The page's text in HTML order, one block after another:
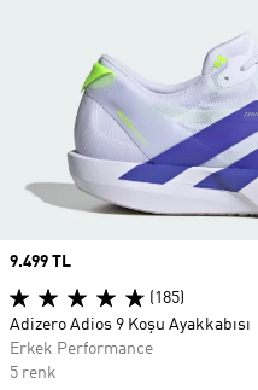
Price
9.499 TL
(185)
Adizero Adios 9 Koşu Ayakkabısı
Erkek Performance
5 renk